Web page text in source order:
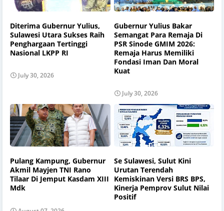
Diterima Gubernur Yulius,
Sulawesi Utara Sukses Raih
Penghargaan Tertinggi
Nasional LKPP RI
July 30, 2026
Gubernur Yulius Bakar
Semangat Para Remaja Di
PSR Sinode GMIM 2026:
Remaja Harus Memiliki
Fondasi Iman Dan Moral
Kuat
July 30, 2026
Pulang Kampung, Gubernur
Akmil Mayjen TNI Rano
Tilaar Di Jemput Kasdam XIII
Mdk
Se Sulawesi, Sulut Kini
Urutan Terendah
Kemiskinan Versi BRS BPS,
Kinerja Pemprov Sulut Nilai
Positif